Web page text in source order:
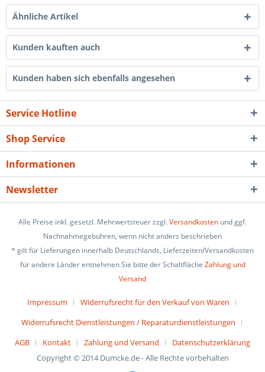
Ähnliche Artikel
Kunden kauften auch
Kunden haben sich ebenfalls angesehen
Service Hotline
Shop Service
Informationen
Newsletter
Alle Preise inkl. gesetzl. Mehrwertsteuer zzgl.Versandkosten und ggf.
Nachnahmegebühren, wenn nicht anders beschrieben
* gilt für Lieferungen innerhalb Deutschlands, Lieferzeiten/Versandkosten
für andere Länder entnehmen Sie bitte der Schaltfläche Zahlung und
Versand
Impressum
Widerrufsrecht für den Verkauf von Waren
Widerrufsrecht Dienstleistungen / Reparaturdienstleistungen
AGB
Kontakt Zahlung und Versand
Datenschutzerklärung
Copyright © 2014 Dumcke.de - Alle Rechte vorbehalten